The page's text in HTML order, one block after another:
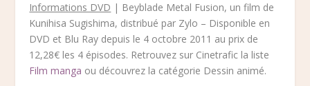
Informations DVD | Beyblade Metal Fusion, un film de
Kunihisa Sugishima, distribué par Zylo – Disponible en
DVD et Blu Ray depuis le 4 octobre 2011 au prix de
12,28€ les 4 épisodes. Retrouvez sur Cinetrafic la liste
Film manga ou découvrez la catégorie Dessin animé.